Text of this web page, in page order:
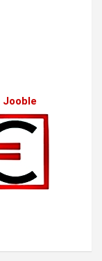
Jooble